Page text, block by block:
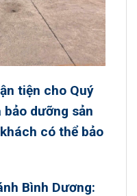
tiện cho Quý
dưỡng sản
có thể bảo
Bình Dương: